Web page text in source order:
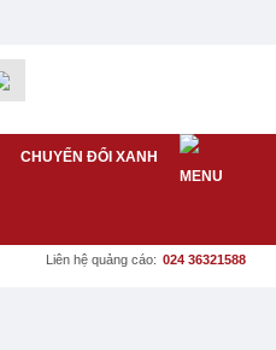
CHUYỂN ĐỔI XANH
Liên hệ quảng cáo: 024 36321588